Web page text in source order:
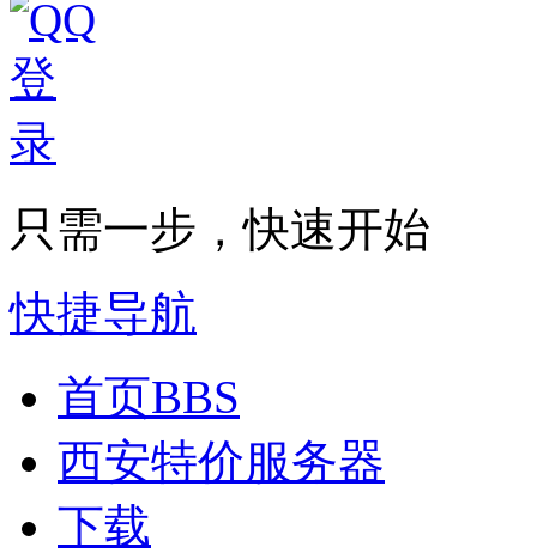
只需一步，快速开始
快捷导航
首页BBS
西安特价服务器
下载